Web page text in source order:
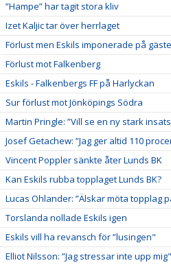
”Hampe” har tagit stora kliv
Izet Kaljic tar över herrlaget
Förlust men Eskils imponerade på
Förlust mot Falkenberg
Eskils - Falkenbergs FF på Harlyckan
Sur förlust mot Jönköpings Södra
Martin Pringle: ”Vill se en ny stark
Josef Getachew: ”Jag ger altid 110
Vincent Poppler sänkte åter Lunds BK
Kan Eskils rubba topplaget Lunds BK?
Lucas Ohlander: ”Älskar möta topplag
Torslanda nollade Eskils igen
Eskils vill ha revansch för ”lusingen"
Elliot Nilsson: ”Jag stressar inte upp mig"